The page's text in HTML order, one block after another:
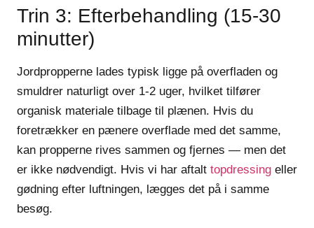
Trin 3: Efterbehandling (15-30
minutter)
Jordpropperne lades typisk ligge på overfladen og
smuldrer naturligt over 1-2 uger, hvilket tilfører
organisk materiale tilbage til plænen. Hvis du
foretrækker en pænere overflade med det samme,
kan propperne rives sammen og fjernes — men det
er ikke nødvendigt. Hvis vi har aftalt topdressing eller
gødning efter luftningen, lægges det på i samme
besøg.